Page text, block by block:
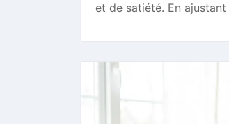
et de satiété. En